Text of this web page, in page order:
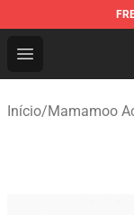
Open menu
Mamamoo
Início/Mamamoo